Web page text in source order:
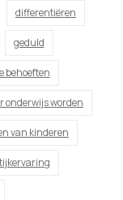
differentiëren
geduld
behoeften
onderwijs worden
van kinderen